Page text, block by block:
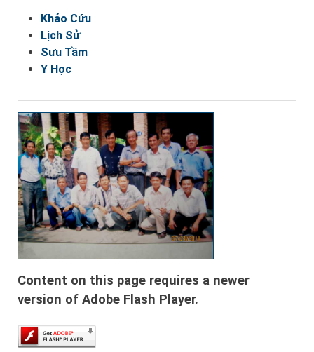
Khảo Cứu
Lịch Sử
Sưu Tầm
Y Học
Content on this page requires a newer
version of Adobe Flash Player.